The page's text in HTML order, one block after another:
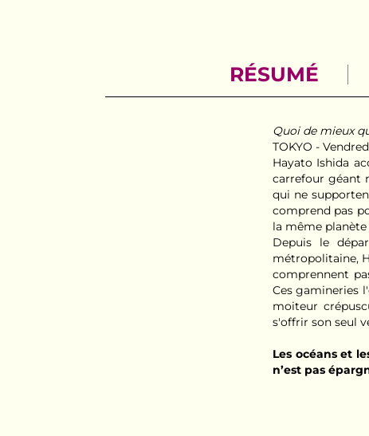
RÉSUMÉ
Quoi de mieux
TOKYO -
Hayato Ishida
carrefour géant
qui ne
comprend pas
la même planète
Depuis le
métropolitaine,
comprennent
Ces gamineries
moiteur
s'offrir son seul
Les océans et
n’est pas